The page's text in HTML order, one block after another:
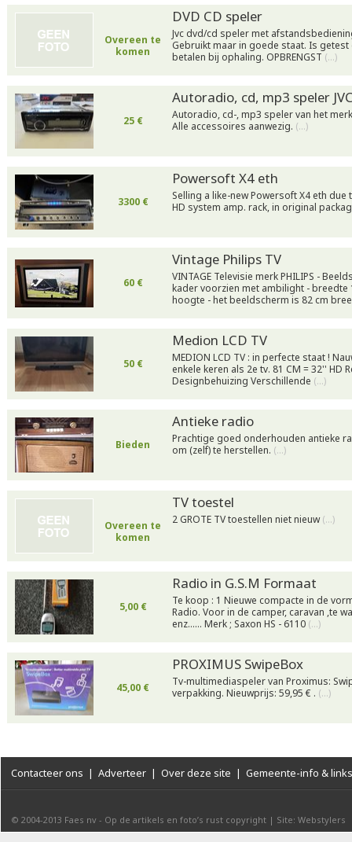
Overeen te
komen
DVD CD speler
Jvc dvd/cd speler met
Gebruikt maar in goede staat. Is getest
betalen bij ophaling. OPBRENGST (…)
25 €
Autoradio, cd, mp3 speler
Autoradio, cd-, mp3 speler van het merk
Alle accessoires aanwezig. (…)
3300 €
Powersoft X4 eth
Selling a like-new Powersoft X4 eth
HD system amp. rack, in original
60 €
Vintage Philips TV
VINTAGE Televisie merk PHILIPS -
kader voorzien met ambilight - breedte
hoogte - het beeldscherm is 82 cm
50 €
Medion LCD TV
MEDION LCD TV : in perfecte staat !
enkele keren als 2e tv. 81 CM = 32'' HD
Designbehuizing Verschillende (…)
Bieden
Antieke radio
Prachtige goed onderhouden antieke
om (zelf) te herstellen. (…)
Overeen te
komen
TV toestel
2 GROTE TV toestellen niet nieuw(…)
5,00 €
Radio in G.S.M Formaat
Te koop : 1 Nieuwe compacte in de
Radio. Voor in de camper, caravan ,te
enz...... Merk ; Saxon HS - 6110 (…)
45,00 €
PROXIMUS SwipeBox
Tv-multimediaspeler van Proximus:
verpakking. Nieuwprijs: 59,95 € . (…)
Contacteer ons | Adverteer | Over deze site | Gemeente-info & links
© 2004-2013 Faes nv - Op de artikels en foto’s rust copyright | Site: Webstylers